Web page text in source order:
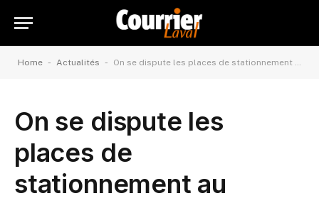
Home - Actualités - On se dispute les places de stationnement au pourtour de la Place Bell
On se dispute les
places de
stationnement au